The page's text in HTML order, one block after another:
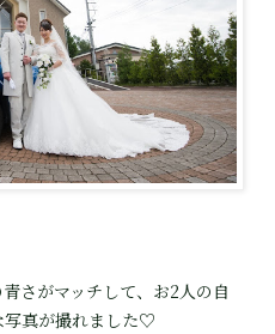
さがマッチして、お2人の自
写真が撮れました♡